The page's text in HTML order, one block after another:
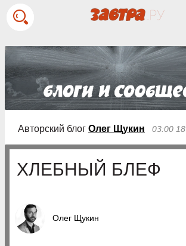
Авторский блог Олег Щукин 03:00
ХЛЕБНЫЙ БЛЕФ
Олег Щукин